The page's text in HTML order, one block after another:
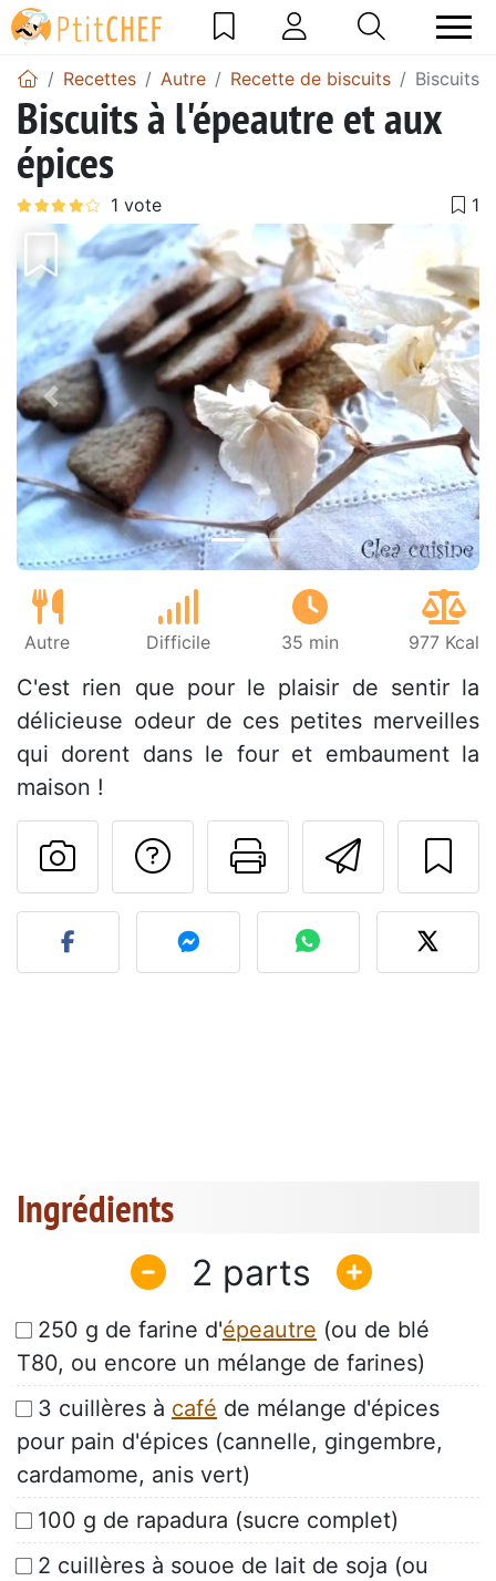
Recettes Autre Recette de biscuits Biscuits
Biscuits à l'épeautre et aux
épices
Précédent
Autre Difficile 35 min 977 Kcal
C'est rien que pour le plaisir de sentir la
délicieuse odeur de ces petites merveilles
qui dorent dans le four et embaument la
maison !
Imprimer
Poser une
Publier votre photo de
Ingrédients
2
250 g de farine d'épeautre (ou de blé
T80, ou encore un mélange de farines)
3 cuillères à café de mélange d'épices
pour pain d'épices (cannelle, gingembre,
cardamome, anis vert)
100 g de rapadura (sucre complet)
2 cuillères à souoe de lait de soja (ou